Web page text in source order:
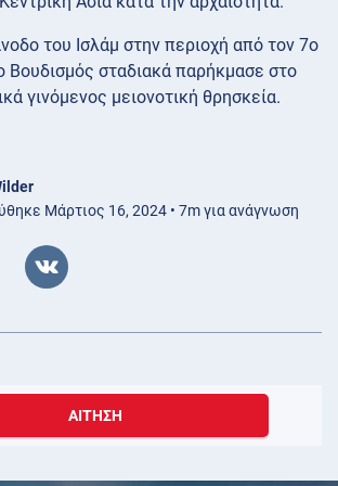
του Ισλάμ στην περιοχή από τον 7ο
Βουδισμός σταδιακά παρήκμασε στο
γινόμενος μειονοτική θρησκεία.
Μάρτιος 16, 2024 • 7m για ανάγνωση
ΑΊΤΗΣΗ